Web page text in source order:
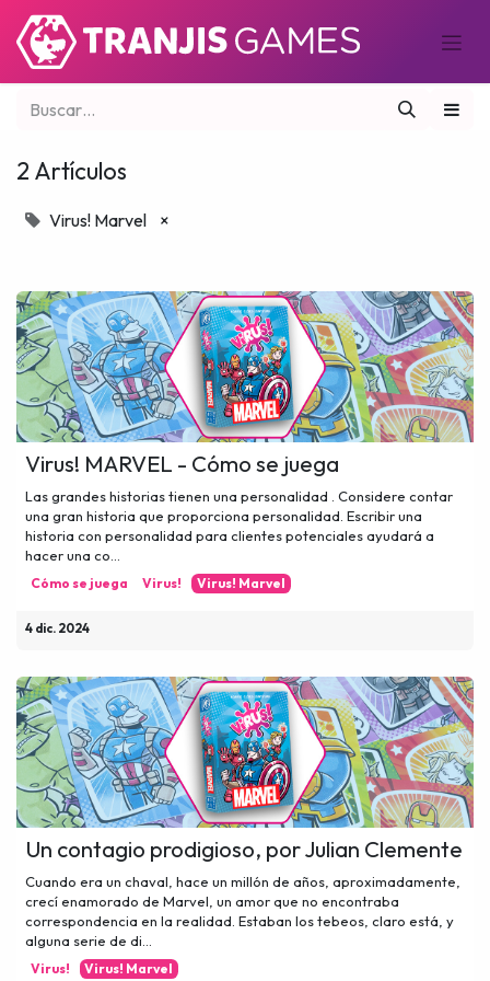
2 Artículos
Virus! Marvel ×
Virus! MARVEL - Cómo se juega
Las grandes historias tienen una personalidad . Considere contar
una gran historia que proporciona personalidad. Escribir una
historia con personalidad para clientes potenciales ayudará a
hacer una co...
Cómo se juega Virus! Virus! Marvel
4 dic. 2024
Un contagio prodigioso, por Julian Clemente
Cuando era un chaval, hace un millón de años, aproximadamente,
crecí enamorado de Marvel, un amor que no encontraba
correspondencia en la realidad. Estaban los tebeos, claro está, y
alguna serie de di...
Virus! Virus! Marvel